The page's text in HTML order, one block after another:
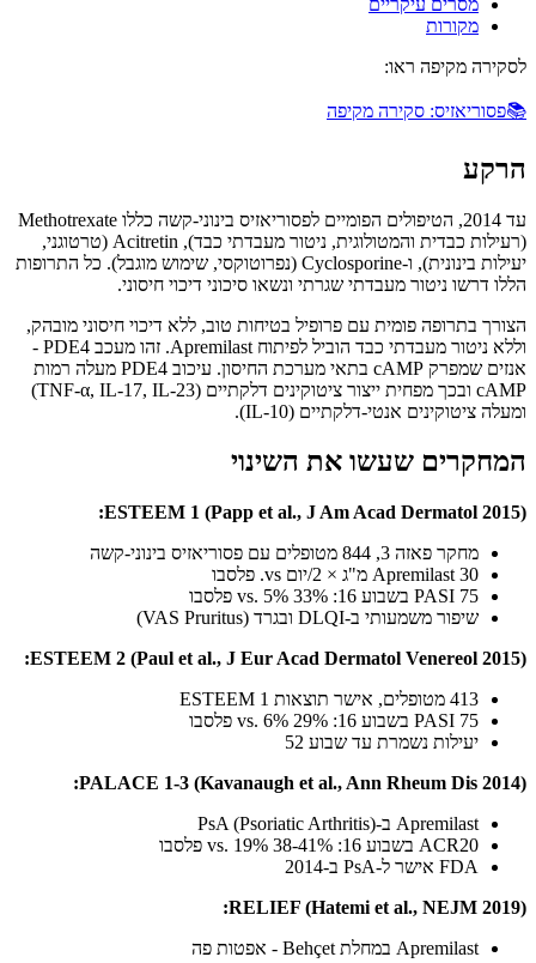
מקורות
לסקירה מקיפה ראו:
📚פסוריאזיס: סקירה מקיפה
הרקע
עד 2014, הטיפולים הפומיים לפסוריאזיס בינוני-קשה כללו Methotrexate
(רעילות כבדית והמטולוגית, ניטור מעבדתי כבד), Acitretin (טרטוגני,
יעילות בינונית), ו-Cyclosporine (נפרוטוקסי, שימוש מוגבל). כל התרופות
הללו דרשו ניטור מעבדתי שגרתי ונשאו סיכוני דיכוי חיסוני.
הצורך בתרופה פומית עם פרופיל בטיחות טוב, ללא דיכוי חיסוני מובהק,
וללא ניטור מעבדתי כבד הוביל לפיתוח Apremilast. זהו מעכב PDE4 -
אנזים שמפרק cAMP בתאי מערכת החיסון. עיכוב PDE4 מעלה רמות
cAMP ובכך מפחית ייצור ציטוקינים דלקתיים (TNF-α, IL-17, IL-23)
ומעלה ציטוקינים אנטי-דלקתיים (IL-10).
המחקרים שעשו את השינוי
ESTEEM 1 (Papp et al., J Am Acad Dermatol 2015):
מחקר פאזה 3, 844 מטופלים עם פסוריאזיס בינוני-קשה
Apremilast 30 מ"ג × 2/יום vs. פלסבו
PASI 75 בשבוע 16: 33% vs. 5% פלסבו
שיפור משמעותי ב-DLQI ובגרד (VAS Pruritus)
ESTEEM 2 (Paul et al., J Eur Acad Dermatol Venereol 2015):
413 מטופלים, אישר תוצאות ESTEEM 1
PASI 75 בשבוע 16: 29% vs. 6% פלסבו
יעילות נשמרת עד שבוע 52
PALACE 1-3 (Kavanaugh et al., Ann Rheum Dis 2014):
Apremilast ב-PsA (Psoriatic Arthritis)
ACR20 בשבוע 16: 38-41% vs. 19% פלסבו
FDA אישר ל-PsA ב-2014
RELIEF (Hatemi et al., NEJM 2019):
Apremilast במחלת Behçet - אפטות פה